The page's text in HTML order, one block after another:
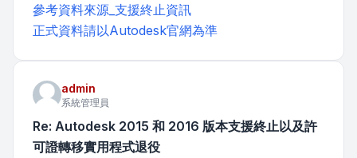
參考資料來源_支援終止資訊
正式資料請以Autodesk官網為準
admin
系統管理員
Re: Autodesk 2015 和 2016 版本支援終止以及許
可證轉移實用程式退役